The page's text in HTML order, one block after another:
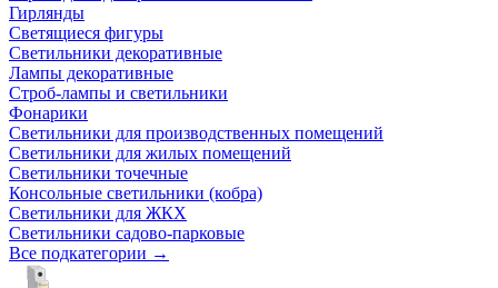
Гирлянды
Светящиеся фигуры
Светильники декоративные
Лампы декоративные
Строб-лампы и светильники
Фонарики
Светильники для производственных помещений
Светильники для жилых помещений
Светильники точечные
Консольные светильники (кобра)
Светильники для ЖКХ
Светильники садово-парковые
Все подкатегории →